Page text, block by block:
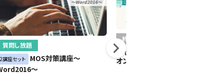
質問し放題
2講座セット
MOS対策講座～
～
終了
キャリアイノベーションセミナ
オンライン／Zoom開催）